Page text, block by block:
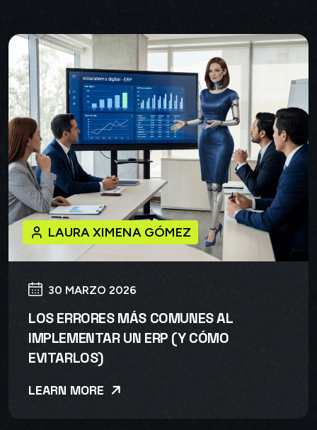
30 MARZO 2026
LAURA XIMENA GÓMEZ
LOS ERRORES MÁS COMUNES AL
IMPLEMENTAR UN ERP (Y CÓMO
EVITARLOS)
LEARN MORE